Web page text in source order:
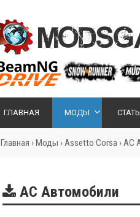
ГЛАВНАЯ МОДЫ
Главная ›Моды ›Assetto Corsa ›AC
AC Автомобили